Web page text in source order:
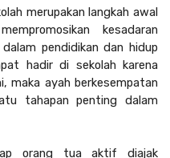
merupakan langkah awal
kesadaran
pendidikan dan hidup
hadir di sekolah karena
maka ayah berkesempatan
tahapan penting dalam
orang tua aktif diajak